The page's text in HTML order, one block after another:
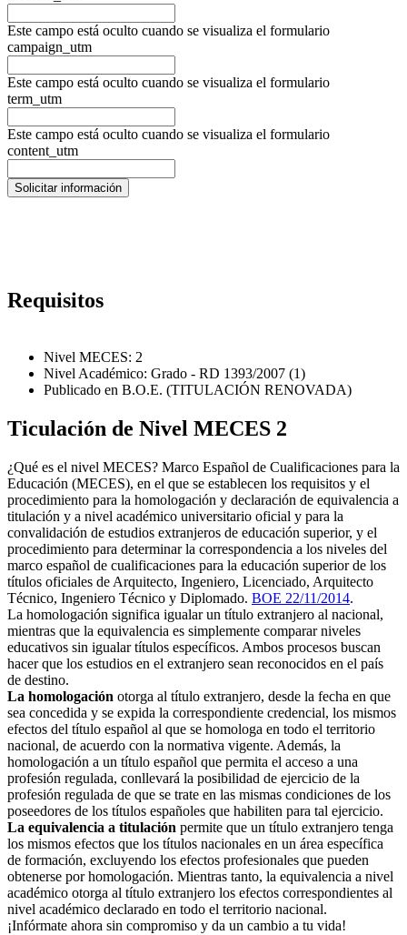
Este campo está oculto cuando se visualiza el formulario
campaign_utm
Este campo está oculto cuando se visualiza el formulario
term_utm
Este campo está oculto cuando se visualiza el formulario
content_utm
Requisitos
Nivel MECES: 2
Nivel Académico: Grado - RD 1393/2007 (1)
Publicado en B.O.E. (TITULACIÓN RENOVADA)
Ticulación de Nivel MECES 2
¿Qué es el nivel MECES? Marco Español de Cualificaciones para la
Educación (MECES), en el que se establecen los requisitos y el
procedimiento para la homologación y declaración de equivalencia a
titulación y a nivel académico universitario oficial y para la
convalidación de estudios extranjeros de educación superior, y el
procedimiento para determinar la correspondencia a los niveles del
marco español de cualificaciones para la educación superior de los
títulos oficiales de Arquitecto, Ingeniero, Licenciado, Arquitecto
Técnico, Ingeniero Técnico y Diplomado. BOE 22/11/2014.
La homologación significa igualar un título extranjero al nacional,
mientras que la equivalencia es simplemente comparar niveles
educativos sin igualar títulos específicos. Ambos procesos buscan
hacer que los estudios en el extranjero sean reconocidos en el país
de destino.
La homologación otorga al título extranjero, desde la fecha en que
sea concedida y se expida la correspondiente credencial, los mismos
efectos del título español al que se homologa en todo el territorio
nacional, de acuerdo con la normativa vigente. Además, la
homologación a un título español que permita el acceso a una
profesión regulada, conllevará la posibilidad de ejercicio de la
profesión regulada de que se trate en las mismas condiciones de los
poseedores de los títulos españoles que habiliten para tal ejercicio.
La equivalencia a titulación permite que un título extranjero tenga
los mismos efectos que los títulos nacionales en un área específica
de formación, excluyendo los efectos profesionales que pueden
obtenerse por homologación. Mientras tanto, la equivalencia a nivel
académico otorga al título extranjero los efectos correspondientes al
nivel académico declarado en todo el territorio nacional.
¡Infórmate ahora sin compromiso y da un cambio a tu vida!